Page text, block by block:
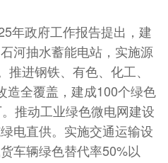
年政府工作报告提出，建
河抽水蓄能电站，实施源
进钢铁、有色、化工、
造全覆盖，建成100个绿色
推动工业绿色微电网建设
电直供。实施交通运输设
车辆绿色替代率50%以